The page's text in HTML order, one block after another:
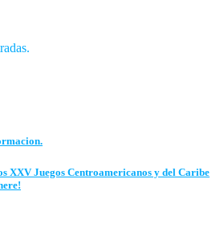
XXV Juegos Centroamericanos y del Caribe